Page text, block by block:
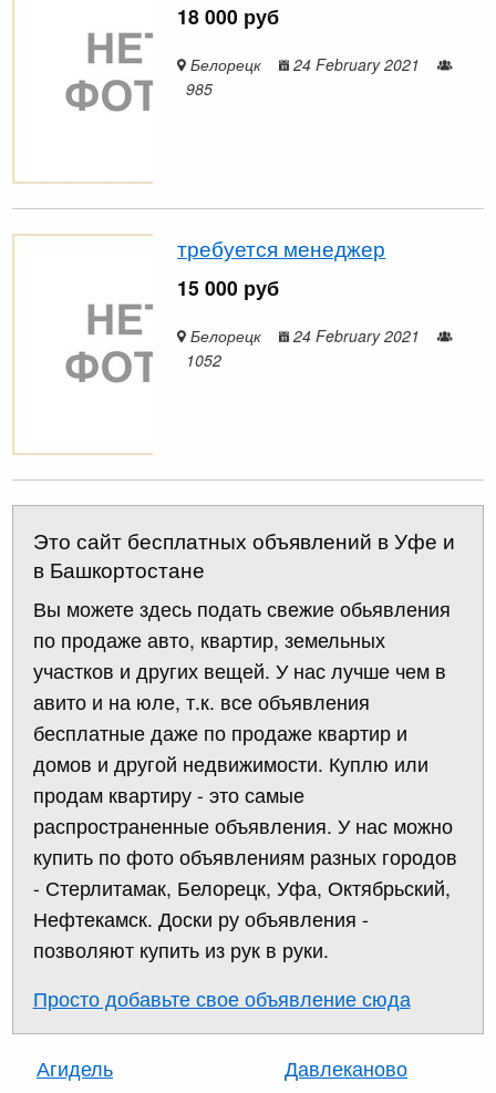
18 000 руб
Белорецк
24 February 2021
985
требуется менеджер
15 000 руб
Белорецк
24 February 2021
1052
Это сайт бесплатных объявлений в Уфе и
в Башкортостане
Вы можете здесь подать свежие обьявления
по продаже авто, квартир, земельных
участков и других вещей. У нас лучше чем в
авито и на юле, т.к. все объявления
бесплатные даже по продаже квартир и
домов и другой недвижимости. Куплю или
продам квартиру - это самые
распространенные объявления. У нас можно
купить по фото объявлениям разных городов
- Стерлитамак, Белорецк, Уфа, Октябрьский,
Нефтекамск. Доски ру объявления -
позволяют купить из рук в руки.
Просто добавьте свое объявление сюда
Агидель
Давлеканово